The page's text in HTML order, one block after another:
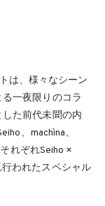
は、様々なシーン
一夜限りのコラ
た前代未聞の内
、machìna、
れぞれSeiho ×
われたスペシャル